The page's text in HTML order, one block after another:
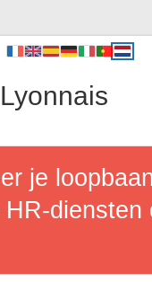
je
diensten